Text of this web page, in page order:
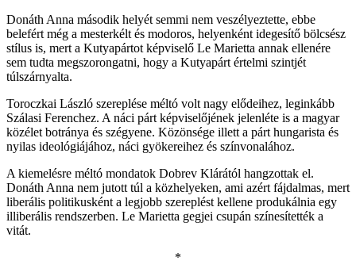
Donáth Anna második helyét semmi nem veszélyeztette, ebbe
belefért még a mesterkélt és modoros, helyenként idegesítő bölcsész
stílus is, mert a Kutyapártot képviselő Le Marietta annak ellenére
sem tudta megszorongatni, hogy a Kutyapárt értelmi szintjét
túlszárnyalta.
Toroczkai László szereplése méltó volt nagy elődeihez, leginkább
Szálasi Ferenchez. A náci párt képviselőjének jelenléte is a magyar
közélet botránya és szégyene. Közönsége illett a párt hungarista és
nyilas ideológiájához, náci gyökereihez és színvonalához.
A kiemelésre méltó mondatok Dobrev Klárától hangzottak el.
Donáth Anna nem jutott túl a közhelyeken, ami azért fájdalmas, mert
liberális politikusként a legjobb szereplést kellene produkálnia egy
illiberális rendszerben. Le Marietta gegjei csupán színesítették a
vitát.
*